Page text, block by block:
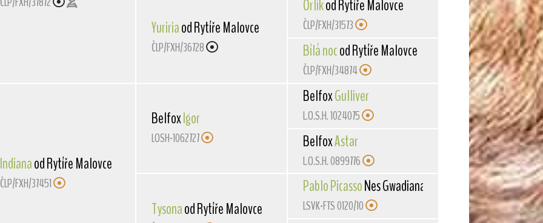
Indianaod Rytíře Malovce
ČLP/FXH/37451
Yuririaod Rytíře Malovce
ČLP/FXH/36728
BelfoxIgor
LOSH-1062727
Tysonaod Rytíře Malovce
Orlíkod Rytíře Malovce
ČLP/FXH/31573
Bílá nocod Rytíře Malovce
ČLP/FXH/34874
BelfoxGulliver
L.O.S.H. 1024075
BelfoxAstar
L.O.S.H. 0899776
Pablo PicassoNes Gwadiana
LSVK-FTS 0120/10